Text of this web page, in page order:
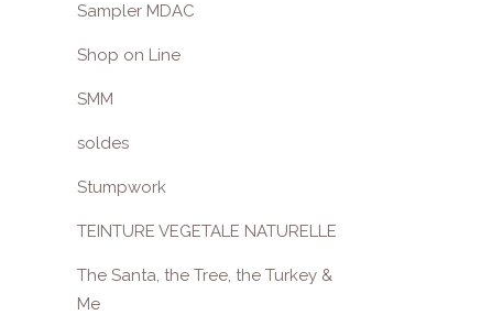
Sampler MDAC
Shop on Line
SMM
soldes
Stumpwork
TEINTURE VEGETALE NATURELLE
The Santa, the Tree, the Turkey &
Me